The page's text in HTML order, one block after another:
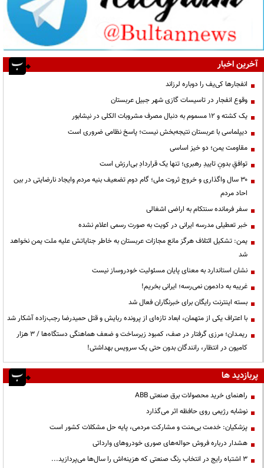
آخرین اخبار
انفجارها کی‌یف را دوباره لرزاند
وقوع انفجار در تاسیسات گازی شهر جبیل عربستان
یک کشته و ۱۲ مسموم به دنبال مصرف مشروبات الکلی در نیشابور
دیپلماسی با عربستان نتیجه‌بخش نیست؛ پاسخ نظامی ضروری است
مقاومت یمن؛ دو خیز اساسی
توافقِ بدونِ تاییدِ رهبری؛ تنها یک قراردادِ بی‌ارزش است
۳۰ سال واگذاری و خروج ثروت ملی؛ گام دوم تضعیف بنیه مردم وایجاد نارضایتی در بین
احاد مردم
سفر فرمانده سنتکام به اراضی اشغالی
خبر تعطیلی مدرسه ایرانی در کویت به صورت رسمی اعلام نشده
یمن: تشکیل ائتلاف هرگز مانع مجازات عربستان به خاطر جنایاتش علیه ملت یمن نخواهد
شد
نشان استاندارد به معنای پایان مسئولیت خودروساز نیست
غریبه به دادمون نمی‌رسه؛ ایرانی بخریم!
بسته اینترنت رایگان برای خبرنگاران فعال شد
با اعتراف یکی از متهمان، ابعاد تازه‌ای از پرونده ربایش و قتل حمیدرضا رجب‌زاده آشکار شد
ریمـدان؛ مرزی گرفتار در صف، کمبود زیرساخت و ضعف هماهنگی دستگاه‌ها / ۳ هزار
کامیون در انتظار، رانندگان بدون حتی یک سرویس بهداشتی!
پربازدید ها
راهنمای خرید محصولات برق صنعتی ABB
نوشابه رژیمی روی حافظه اثر می‌گذارد
پزشکیان: خدمت بی‌منت و مشارکت مردمی، پایه حل مشکلات کشور است
هشدار درباره فروش حواله‌های صوری خودروهای وارداتی
3 اشتباه رایج در انتخاب رنگ صنعتی که هزینه‌اش را سال‌ها می‌پردازید...